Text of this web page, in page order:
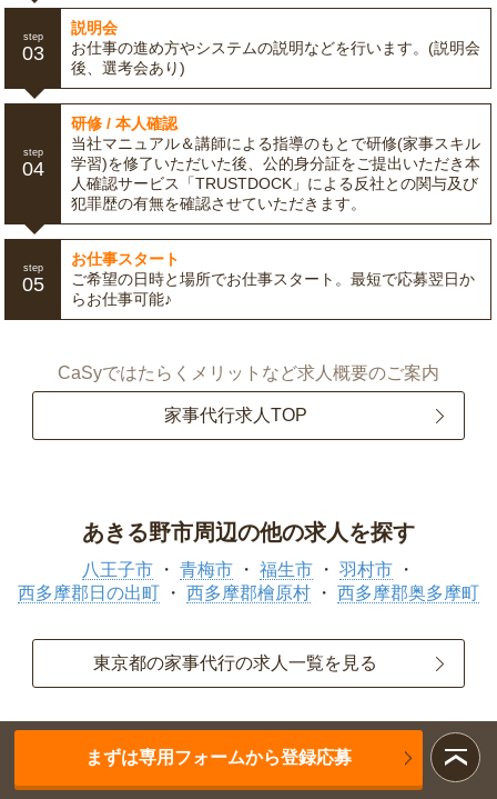
step
03
説明会
お仕事の進め方やシステムの説明などを行います。(説明会
後、選考会あり)
step
04
研修 / 本人確認
当社マニュアル＆講師による指導のもとで研修(家事スキル
学習)を修了いただいた後、公的身分証をご提出いただき本
人確認サービス「TRUSTDOCK」による反社との関与及び
犯罪歴の有無を確認させていただきます。
step
05
お仕事スタート
ご希望の日時と場所でお仕事スタート。最短で応募翌日か
らお仕事可能♪
CaSyではたらくメリットなど求人概要のご案内
家事代行求人TOP
あきる野市周辺の他の求人を探す
八王子市 青梅市 福生市
羽村市
西多摩郡日の出町
西多摩郡檜原村 西多摩郡奥多摩町
東京都の家事代行の求人一覧を見る
まずは専用フォームから登録応募